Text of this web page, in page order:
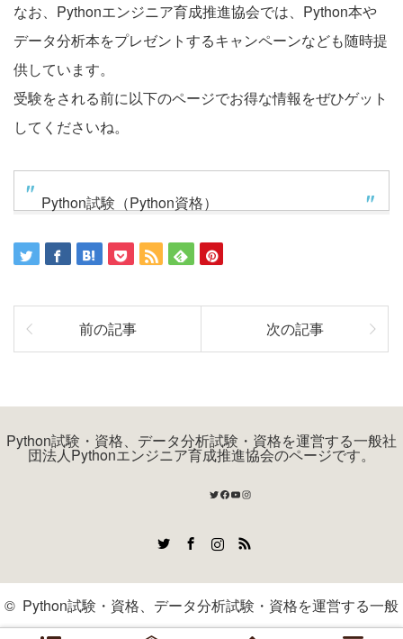
なお、Pythonエンジニア育成推進協会では、Python本や
データ分析本をプレゼントするキャンペーンなども随時提
供しています。
受験をされる前に以下のページでお得な情報をぜひゲット
してくださいね。
Python試験（Python資格）
前の記事 次の記事
Python試験・資格、データ分析試験・資格を運営する一般社
団法人Pythonエンジニア育成推進協会のページです。
Twitter
Facebook
YouTube
Instagram
RSS
© Python試験・資格、データ分析試験・資格を運営する一般